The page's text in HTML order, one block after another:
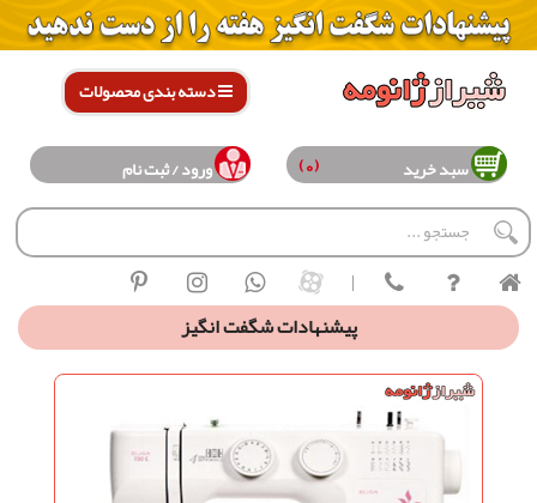
دسته بندی محصولات
سبد خرید (0) ورود / ثبت نام
|
پیشنهادات شگفت انگیز